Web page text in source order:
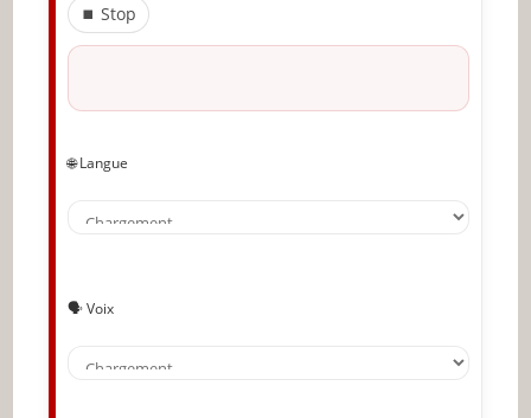
Découvrez ce qu’il aimerait faire avec vous
votre message
photos suggestives
⏹ Stop
🌐 Langue
🗣️ Voix